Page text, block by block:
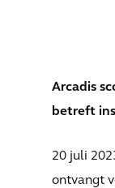
Arcadis
betreft
20 juli
ontvangt